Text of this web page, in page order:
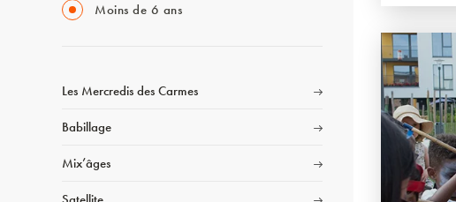
Moins de 6 ans
Les Mercredis des Carmes
Babillage
Mix’âges